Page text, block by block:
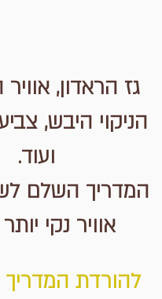
גז הראדון,
הניקוי היבש,
ועוד.
המדריך השלם
אוויר נקי
להורדת המדריך